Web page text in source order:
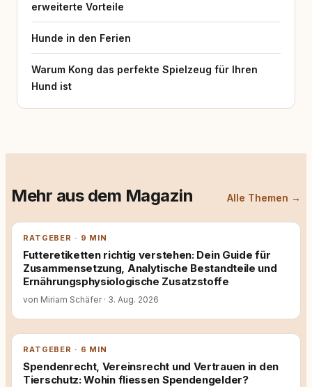
erweiterte Vorteile
Hunde in den Ferien
Warum Kong das perfekte Spielzeug für Ihren
Hund ist
Mehr aus dem Magazin Alle Themen →
RATGEBER · 9 MIN
Futteretiketten richtig verstehen: Dein Guide für
Zusammensetzung, Analytische Bestandteile und
Ernährungsphysiologische Zusatzstoffe
von Miriam Schäfer · 3. Aug. 2026
RATGEBER · 6 MIN
Spendenrecht, Vereinsrecht und Vertrauen in den
Tierschutz: Wohin fliessen Spendengelder?